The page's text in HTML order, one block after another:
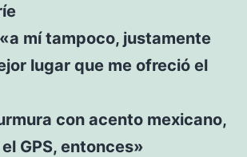
mí tampoco, justamente
lugar que me ofreció el
con acento mexicano,
GPS, entonces»